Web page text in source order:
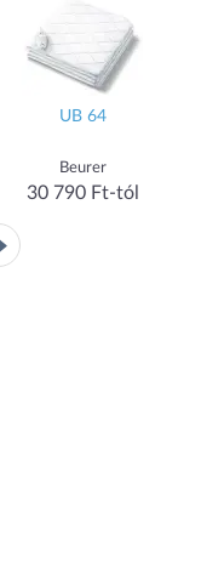
UB 64
Beurer
30 790 Ft-tól